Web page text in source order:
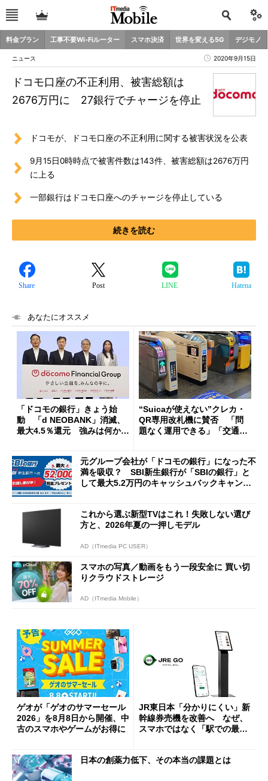
料金プラン 工事不要Wi-Fiルーター スマホ決済 世界を変える5G デジモノ
ニュース 2020年9月15日
ドコモ口座の不正利用、被害総額は
2676万円に 27銀行でチャージを停止
ドコモが、ドコモ口座の不正利用に関する被害状況を公表
9月15日0時時点で被害件数は143件、被害総額は2676万円
に上る
一部銀行はドコモ口座へのチャージを停止している
続きを読む
Share Post LINE Hatena
あなたにオススメ
「ドコモの銀行」きょう始
動 「d NEOBANK」消滅、
最大4.5％還元 強みは何か解
“Suicaが使えない”クレカ・
QR専用改札機に賛否 「問
題なく運用できる」「交通系I
元グループ会社が「ドコモの銀行」になった不
満を吸収？ SBI新生銀行が「SBIの銀行」と
して最大5.2万円のキャッシュバックキャンペ
これから選ぶ新型TVはこれ！失敗しない選び
方と、2026年夏の一押しモデル
AD（ITmedia PC USER）
スマホの写真／動画をもう一段安全に 買い切
りクラウドストレージ
AD（ITmedia Mobile）
ゲオが「ゲオのサマーセール
2026」を8月8日から開催、中
古のスマホやゲームがお得に
JR東日本「分かりにくい」新
幹線券売機を改善へ なぜ、
スマホではなく「駅での最短
日本の創薬力低下、その本当の課題とは